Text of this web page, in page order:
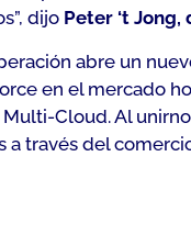
”, dijo Peter ‘t Jong,
abre un
en el mercado
Cloud. Al
través del